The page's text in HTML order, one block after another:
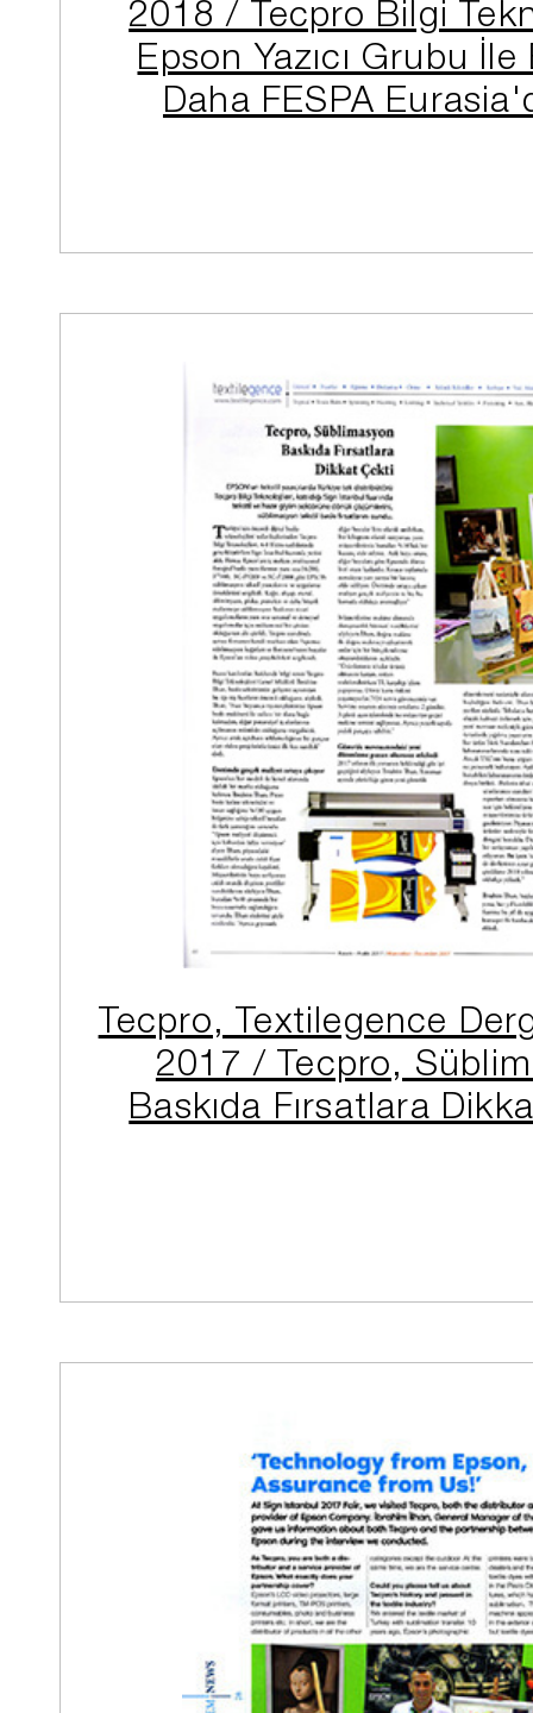
2018 / Tecpro Bilgi
Epson Yazıcı Grubu
Daha FESPA
Tecpro, Textilegence
2017 / Tecpro,
Baskıda Fırsatlara